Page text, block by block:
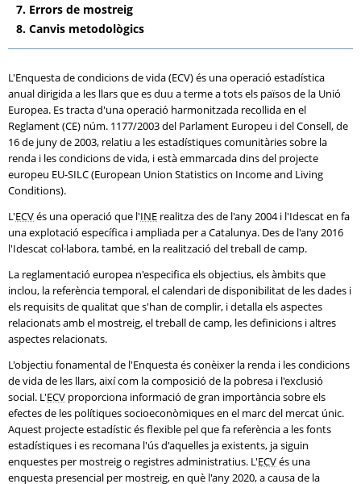
7. Errors de mostreig
8. Canvis metodològics
L'Enquesta de condicions de vida (ECV) és una operació estadística
anual dirigida a les llars que es duu a terme a tots els països de la Unió
Europea. Es tracta d'una operació harmonitzada recollida en el
Reglament (CE) núm. 1177/2003 del Parlament Europeu i del Consell, de
16 de juny de 2003, relatiu a les estadístiques comunitàries sobre la
renda i les condicions de vida, i està emmarcada dins del projecte
europeu EU-SILC(European Union Statistics on Income and Living
Conditions).
L'ECVés una operació que l'INE realitza des de l'any 2004 i l'Idescat en fa
una explotació específica i ampliada per a Catalunya. Des de l'any 2016
l'Idescat col·labora, també, en la realització del treball de camp.
La reglamentació europea n'especifica els objectius, els àmbits que
inclou, la referència temporal, el calendari de disponibilitat de les dades i
els requisits de qualitat que s'han de complir, i detalla els aspectes
relacionats amb el mostreig, el treball de camp, les definicions i altres
aspectes relacionats.
L'objectiu fonamental de l'Enquesta és conèixer la renda i les condicions
de vida de les llars, així com la composició de la pobresa i l'exclusió
social. L'ECV proporciona informació de gran importància sobre els
efectes de les polítiques socioeconòmiques en el marc del mercat únic.
Aquest projecte estadístic és flexible pel que fa referència a les fonts
estadístiques i es recomana l'ús d'aquelles ja existents, ja siguin
enquestes per mostreig o registres administratius. L'ECVés una
enquesta presencial per mostreig, en què l'any 2020, a causa de la